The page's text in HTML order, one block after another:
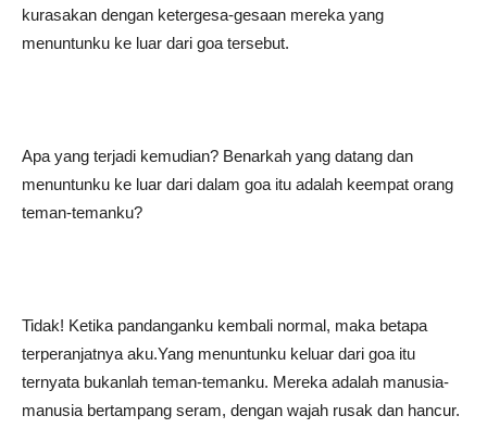
kurasakan dengan ketergesa-gesaan mereka yang
menuntunku ke luar dari goa tersebut.
Apa yang terjadi kemudian? Benarkah yang datang dan
menuntunku ke luar dari dalam goa itu adalah keempat orang
teman-temanku?
Tidak! Ketika pandanganku kembali normal, maka betapa
terperanjatnya aku.Yang menuntunku keluar dari goa itu
ternyata bukanlah teman-temanku. Mereka adalah manusia-
manusia bertampang seram, dengan wajah rusak dan hancur.